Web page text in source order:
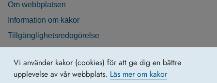
Vi använder kakor (cookies) för att ge dig en bättre
upplevelse av vår webbplats. Läs mer om kakor
Om webbplatsen
Information om kakor
Tillgänglighetsredogörelse